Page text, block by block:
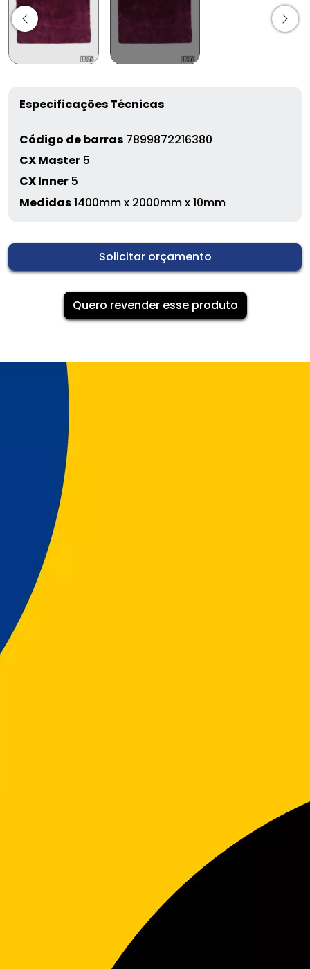
Especificações Técnicas
Código de barras 7899872216380
CX Master 5
CX Inner 5
Medidas1400mm x 2000mm x 10mm
Solicitar orçamento
Quero revender esse produto